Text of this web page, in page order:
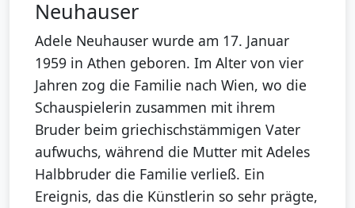
Neuhauser
Adele Neuhauser wurde am 17. Januar
1959 in Athen geboren. Im Alter von vier
Jahren zog die Familie nach Wien, wo die
Schauspielerin zusammen mit ihrem
Bruder beim griechischstämmigen Vater
aufwuchs, während die Mutter mit Adeles
Halbbruder die Familie verließ. Ein
Ereignis, das die Künstlerin so sehr prägte,